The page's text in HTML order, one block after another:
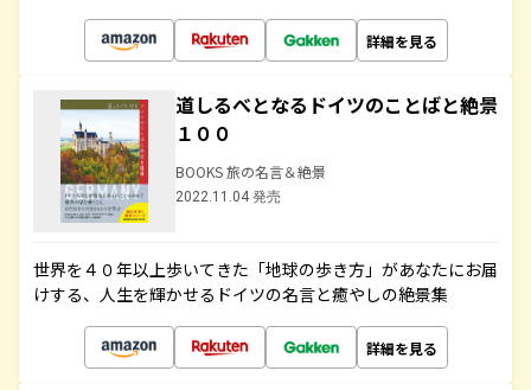
詳細を見る
道しるべとなるドイツのことばと絶景
１００
BOOKS 旅の名言＆絶景
2022.11.04 発売
世界を４０年以上歩いてきた「地球の歩き方」があなたにお届
けする、人生を輝かせるドイツの名言と癒やしの絶景集
詳細を見る